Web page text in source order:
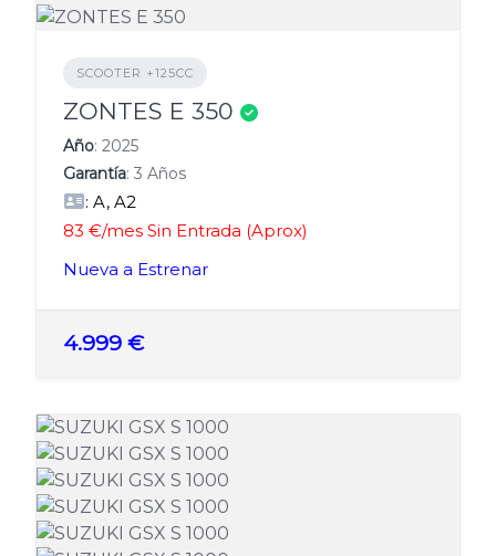
SCOOTER +125CC
ZONTES E 350 Verificado
Año: 2025
Garantía: 3 Años
: A, A2
83 €/mes Sin Entrada (Aprox)
Nueva a Estrenar
4.999 €